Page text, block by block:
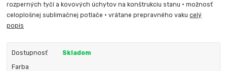
rozperných tyčí a kovových úchytov na konštrukciu stanu • možnosť
celoplošnej sublimačnej potlače • vrátane prepravného vakucelý
popis
Dostupnosť Skladom
Farba